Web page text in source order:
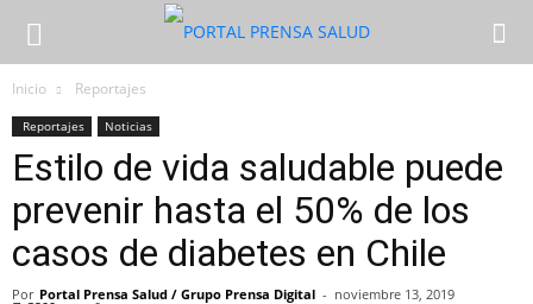
Inicio Reportajes
Reportajes Noticias
Estilo de vida saludable puede
prevenir hasta el 50% de los
casos de diabetes en Chile
Por Portal Prensa Salud / Grupo Prensa Digital - noviembre 13, 2019